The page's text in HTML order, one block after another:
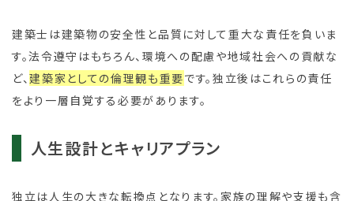
建築士は建築物の安全性と品質に対して重大な責任を負いま
す。法令遵守はもちろん、環境への配慮や地域社会への貢献な
ど、建築家としての倫理観も重要です。独立後はこれらの責任
をより一層自覚する必要があります。
人生設計とキャリアプラン
独立は人生の大きな転換点となります。家族の理解や支援も含